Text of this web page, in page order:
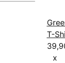
T-
x